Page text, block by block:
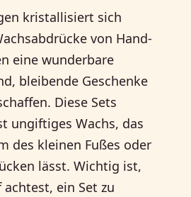
kristallisiert sich
von Hand-
eine wunderbare
bleibende Geschenke
Diese Sets
ungiftiges Wachs, das
des kleinen Fußes oder
lässt. Wichtig ist,
ein Set zu